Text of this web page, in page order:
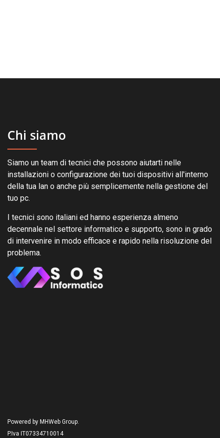
Chi siamo
Siamo un team di tecnici che possono aiutarti nelle
installazioni o configurazione dei tuoi dispositivi all'interno
della tua lan o anche più semplicemente nella gestione del
tuo pc.
I tecnici sono italiani ed hanno esperienza almeno
decennale nel settore informatico e supporto, sono in grado
di intervenire in modo efficace e rapido nella risoluzione del
problema.
Powered by MHWeb Group.
P.Iva IT07334710014